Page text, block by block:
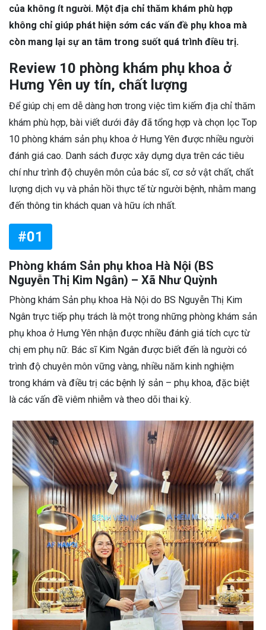
của không ít người. Một địa chỉ thăm khám phù hợp
không chỉ giúp phát hiện sớm các vấn đề phụ khoa mà
còn mang lại sự an tâm trong suốt quá trình điều trị.
Review 10 phòng khám phụ khoa ở
Hưng Yên uy tín, chất lượng
Để giúp chị em dễ dàng hơn trong việc tìm kiếm địa chỉ thăm
khám phù hợp, bài viết dưới đây đã tổng hợp và chọn lọc Top
10 phòng khám sản phụ khoa ở Hưng Yên được nhiều người
đánh giá cao. Danh sách được xây dựng dựa trên các tiêu
chí như trình độ chuyên môn của bác sĩ, cơ sở vật chất, chất
lượng dịch vụ và phản hồi thực tế từ người bệnh, nhằm mang
đến thông tin khách quan và hữu ích nhất.
#01
Phòng khám Sản phụ khoa Hà Nội (BS
Nguyễn Thị Kim Ngân) – Xã Như Quỳnh
Phòng khám Sản phụ khoa Hà Nội do BS Nguyễn Thị Kim
Ngân trực tiếp phụ trách là một trong những phòng khám sản
phụ khoa ở Hưng Yên nhận được nhiều đánh giá tích cực từ
chị em phụ nữ. Bác sĩ Kim Ngân được biết đến là người có
trình độ chuyên môn vững vàng, nhiều năm kinh nghiệm
trong khám và điều trị các bệnh lý sản – phụ khoa, đặc biệt
là các vấn đề viêm nhiễm và theo dõi thai kỳ.